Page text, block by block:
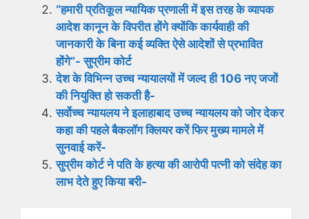
“हमारी प्रतिकूल न्यायिक प्रणाली में इस तरह के व्यापक
आदेश कानून के विपरीत होंगे क्योंकि कार्यवाही की
जानकारी के बिना कई व्यक्ति ऐसे आदेशों से प्रभावित
होंगे”- सुप्रीम कोर्ट
देश के विभिन्न उच्च न्यायालयों में जल्द ही 106 नए जजों
की नियुक्ति हो सकती है-
सर्वोच्च न्यायलय ने इलाहाबाद उच्च न्यायलय को जोर देकर
कहा की पहले बैकलॉग क्लियर करें फिर मुख्य मामले में
सुनवाई करें-
सुप्रीम कोर्ट ने पति के हत्या की आरोपी पत्नी को संदेह का
लाभ देते हुए किया बरी-